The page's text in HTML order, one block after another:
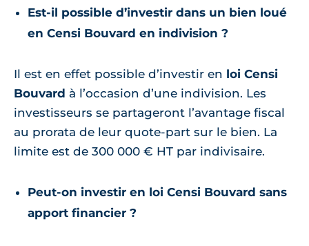
Est-il possible d’investir dans un bien loué
en Censi Bouvard en indivision ?
Il est en effet possible d’investir en loi Censi
Bouvard à l’occasion d’une indivision. Les
investisseurs se partageront l’avantage fiscal
au prorata de leur quote-part sur le bien. La
limite est de 300 000 € HT par indivisaire.
Peut-on investir en loi Censi Bouvard sans
apport financier ?